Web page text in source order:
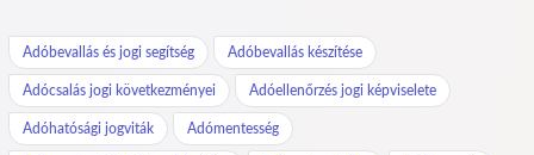
Adóbevallás és jogi segítség Adóbevallás készítése
Adócsalás jogi következményei Adóellenőrzés jogi képviselete
Adóhatósági jogviták Adómentesség